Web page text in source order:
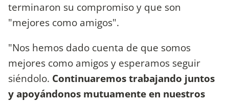
terminaron su compromiso y que son
"mejores como amigos".
"Nos hemos dado cuenta de que somos
mejores como amigos y esperamos seguir
siéndolo. Continuaremos trabajando juntos
y apoyándonos mutuamente en nuestros